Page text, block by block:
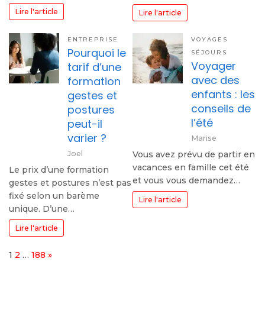
Lire l'article Lire l'article
ENTREPRISE
Pourquoi le
tarif d’une
formation
gestes et
postures
peut-il
varier ?
Joel
Le prix d’une formation
gestes et postures n’est pas
fixé selon un barème
unique. D’une…
Lire l'article
VOYAGES
SÉJOURS
Voyager
avec des
enfants : les
conseils de
l’été
Marise
Vous avez prévu de partir en
vacances en famille cet été
et vous vous demandez…
Lire l'article
Page:
1 2 … 188 Next
»